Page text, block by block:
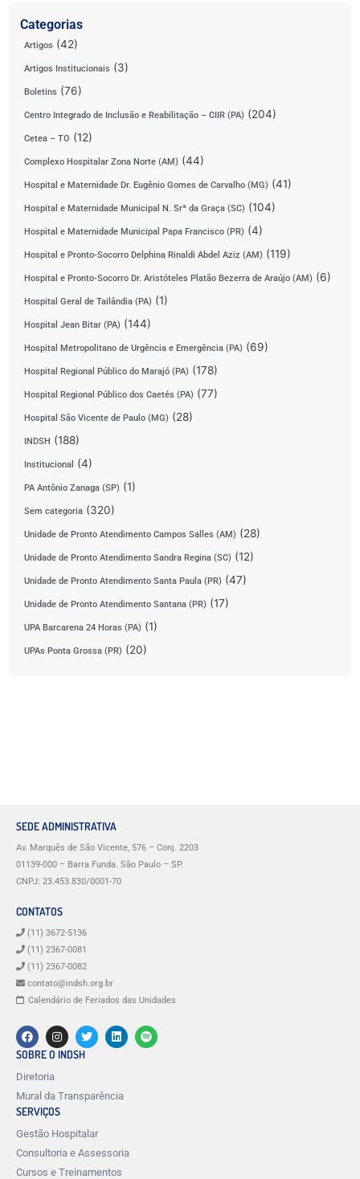
Categorias
Artigos (42)
Artigos Institucionais (3)
Boletins (76)
Centro Integrado de Inclusão e Reabilitação – CIIR (PA) (204)
Cetea – TO (12)
Complexo Hospitalar Zona Norte (AM) (44)
Hospital e Maternidade Dr. Eugênio Gomes de Carvalho (MG) (41)
Hospital e Maternidade Municipal N. Srª da Graça (SC) (104)
Hospital e Maternidade Municipal Papa Francisco (PR) (4)
Hospital e Pronto-Socorro Delphina Rinaldi Abdel Aziz (AM) (119)
Hospital e Pronto-Socorro Dr. Aristóteles Platão Bezerra de Araújo (AM) (6)
Hospital Geral de Tailândia (PA) (1)
Hospital Jean Bitar (PA) (144)
Hospital Metropolitano de Urgência e Emergência (PA) (69)
Hospital Regional Público do Marajó (PA) (178)
Hospital Regional Público dos Caetés (PA) (77)
Hospital São Vicente de Paulo (MG) (28)
INDSH (188)
Institucional (4)
PA Antônio Zanaga (SP) (1)
Sem categoria (320)
Unidade de Pronto Atendimento Campos Salles (AM) (28)
Unidade de Pronto Atendimento Sandra Regina (SC) (12)
Unidade de Pronto Atendimento Santa Paula (PR) (47)
Unidade de Pronto Atendimento Santana (PR) (17)
UPA Barcarena 24 Horas (PA) (1)
UPAs Ponta Grossa (PR) (20)
SEDE ADMINISTRATIVA
Av. Marquês de São Vicente, 576 – Conj. 2203
01139-000 – Barra Funda. São Paulo – SP.
CNPJ: 23.453.830/0001-70
CONTATOS
(11) 3672-5136
(11) 2367-0081
(11) 2367-0082
contato@indsh.org.br
Calendário de Feriados das Unidades
SOBRE O INDSH
Diretoria
Mural da Transparência
SERVIÇOS
Gestão Hospitalar
Consultoria e Assessoria
Cursos e Treinamentos